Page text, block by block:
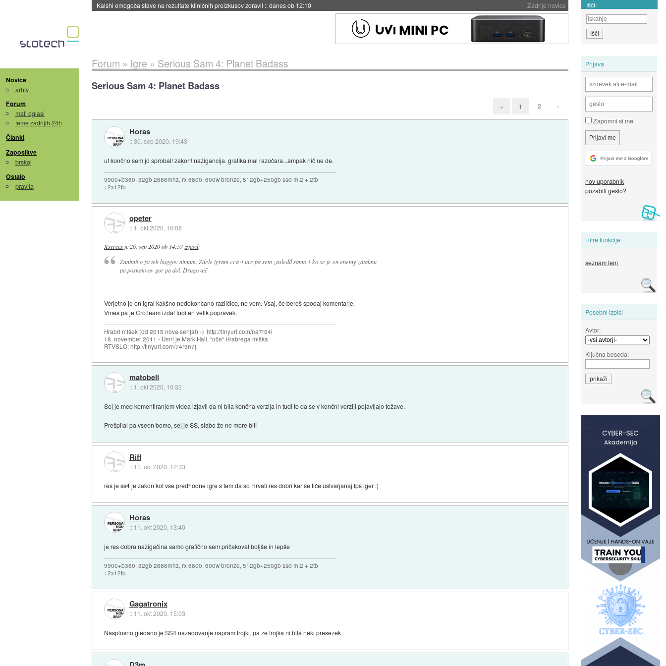
Zadnje novice
Kalshi omogoča stave na rezultate kliničnih preizkusov zdravil ::danes ob 12:10 Išči:
Novice
arhiv
Forum
mali oglasi
teme zadnjih 24h
Članki
Zaposlitve
brskaj
Ostalo
pravila
Prijava
Zapomni si me
nov uporabnik
pozabili geslo?
Hitre funkcije
seznam tem
Posebni izpisi
Avtor:
Ključna beseda:
Forum » Igre » Serious Sam 4: Planet Badass
Serious Sam 4: Planet Badass
« 1 2 »
Horas
::30. sep 2020, 19:43
uf končno sem jo sprobal! zakon! nažigancija. grafika mal razočara...ampak nič ne de.
9900+b360, 32gb 2666mhz, rx 6800, 600w bronze, 512gb+250gb ssd m.2 + 2tb
+2x12tb
opeter
:: 1. okt 2020, 10:08
Xsercesje26. sep 2020 ob 14:57izjavil:
Zanimivo jst teh buggov nimam. Zdele igram cca 4 ure pa sem zasledil samo 1 ko se je en enemy zataknu
pa poskakvov gor pa dol. Drugo nič
Verjetno je on igral kakšno nedokončano različico, ne vem. Vsaj, če bereš spodaj komentarje.
Vmes pa je CroTeam izdal tudi en velik popravek.
Hrabri mišek (od 2015 nova serija!) -> http://tinyurl.com/na7r54l
18. november 2011 - Umrl je Mark Hall, "oče" Hrabrega miška
RTVSLO: http://tinyurl.com/74r9n7j
matobeli
:: 1. okt 2020, 10:32
Sej je med komentiranjem videa izjavil da ni bila končna verzija in tudi to da se v končni verziji pojavljajo težave.
Prešpilal pa vseen bomo, sej je SS, slabo že ne more bit!
Riff
:: 11. okt 2020, 12:33
res je ss4 je zakon kot vse predhodne igre s tem da so Hrvati res dobri kar se tiče ustvarjanaj fps iger :)
Horas
:: 11. okt 2020, 13:40
je res dobra nažigačina samo grafično sem pričakoval boljše in lepše
9900+b360, 32gb 2666mhz, rx 6800, 600w bronze, 512gb+250gb ssd m.2 + 2tb
+2x12tb
Gagatronix
:: 11. okt 2020, 15:03
Nasplosno gledano je SS4 nazadovanje napram trojki, pa ze trojka ni bila neki presezek.